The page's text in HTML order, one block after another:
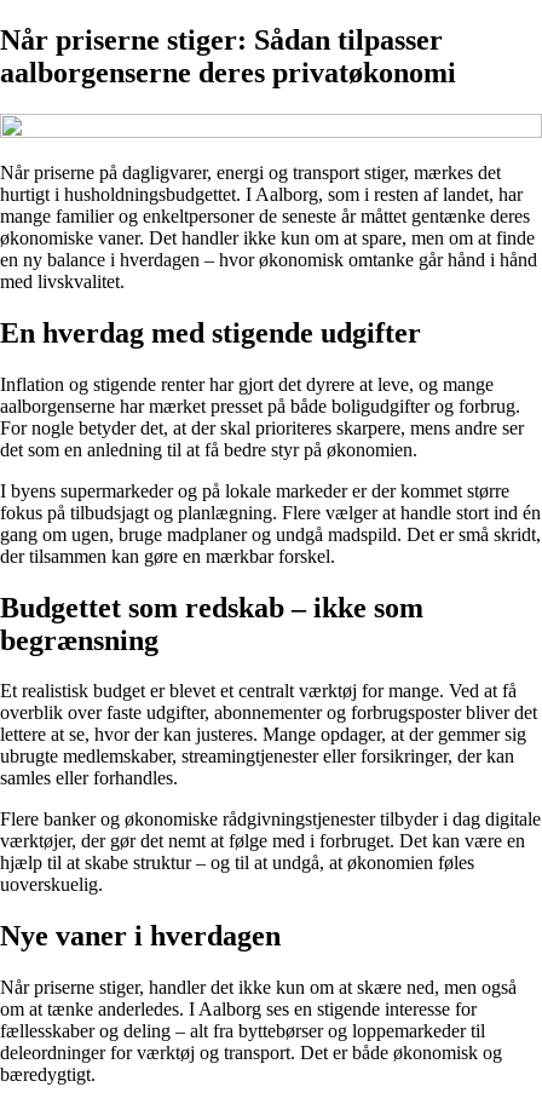
Når priserne stiger: Sådan tilpasser
aalborgenserne deres privatøkonomi
Når priserne på dagligvarer, energi og transport stiger, mærkes det
hurtigt i husholdningsbudgettet. I Aalborg, som i resten af landet, har
mange familier og enkeltpersoner de seneste år måttet gentænke deres
økonomiske vaner. Det handler ikke kun om at spare, men om at finde
en ny balance i hverdagen – hvor økonomisk omtanke går hånd i hånd
med livskvalitet.
En hverdag med stigende udgifter
Inflation og stigende renter har gjort det dyrere at leve, og mange
aalborgenserne har mærket presset på både boligudgifter og forbrug.
For nogle betyder det, at der skal prioriteres skarpere, mens andre ser
det som en anledning til at få bedre styr på økonomien.
I byens supermarkeder og på lokale markeder er der kommet større
fokus på tilbudsjagt og planlægning. Flere vælger at handle stort ind én
gang om ugen, bruge madplaner og undgå madspild. Det er små skridt,
der tilsammen kan gøre en mærkbar forskel.
Budgettet som redskab – ikke som
begrænsning
Et realistisk budget er blevet et centralt værktøj for mange. Ved at få
overblik over faste udgifter, abonnementer og forbrugsposter bliver det
lettere at se, hvor der kan justeres. Mange opdager, at der gemmer sig
ubrugte medlemskaber, streamingtjenester eller forsikringer, der kan
samles eller forhandles.
Flere banker og økonomiske rådgivningstjenester tilbyder i dag digitale
værktøjer, der gør det nemt at følge med i forbruget. Det kan være en
hjælp til at skabe struktur – og til at undgå, at økonomien føles
uoverskuelig.
Nye vaner i hverdagen
Når priserne stiger, handler det ikke kun om at skære ned, men også
om at tænke anderledes. I Aalborg ses en stigende interesse for
fællesskaber og deling – alt fra byttebørser og loppemarkeder til
deleordninger for værktøj og transport. Det er både økonomisk og
bæredygtigt.